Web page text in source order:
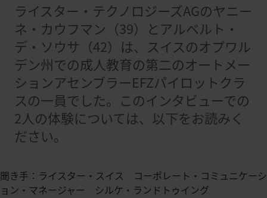
ライスター・テクノロジーズAGのヤニー
ネ・カウフマン（39）とアルベルト・
デ・ソウサ（42）は、スイスのオプワル
デン州での成人教育の第二のオートメー
ションアセンブラーEFZパイロットクラ
スの一員でした。このインタビューでの
2人の体験については、以下をお読みく
ださい。
聞き手：ライスター・スイス コーポレート・コミュニケーシ
ョン・マネージャー シルケ・ランドトゥイング